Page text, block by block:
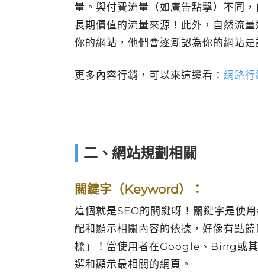
量。與付費流量（如廣告點擊）不同
長期價值的流量來源！此外，自然流
你的網站，他們會逐漸認為你的網站
更多內容行銷，可以來這邊看：網路行
二、網站規劃相關
關鍵字（Keyword）：
這個就是SEO的關鍵呀！關鍵字是使
配和顯示相關內容的依據，好像有點
樑」！當使用者在Google、Bing或其
選和顯示最相關的網頁。